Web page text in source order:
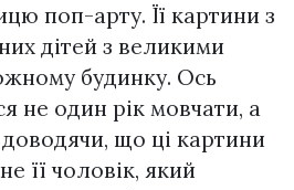
поп-арту. Її картини з
дітей з великими
будинку. Ось
не один рік мовчати, а
доводячи, що ці картини
її чоловік, який